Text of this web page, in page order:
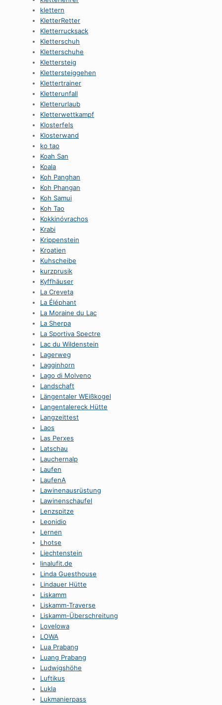
klettern
KletterRetter
Kletterrucksack
Kletterschuh
Kletterschuhe
Klettersteig
Klettersteiggehen
Klettertrainer
Kletterunfall
Kletterurlaub
Kletterwettkampf
Klosterfels
Klosterwand
ko tao
Koah San
Koala
Koh Panghan
Koh Phangan
Koh Samui
Koh Tao
Kokkinóvrachos
Krabi
Krippenstein
Kroatien
Kuhscheibe
kurzprusik
Kyffhäuser
La Creveta
La Éléphant
La Moraine du Lac
La Sherpa
La Sportiva Spectre
Lac du Wildenstein
Lagerweg
Lagginhorn
Lago di Molveno
Landschaft
Längentaler WEißkogel
Langentalereck Hütte
Langzeittest
Laos
Las Perxes
Latschau
Lauchernalp
Laufen
LaufenA
Lawinenausrüstung
Lawinenschaufel
Lenzspitze
Leonidio
Lernen
Lhotse
Liechtenstein
linalufit.de
Linda Guesthouse
Lindauer Hütte
Liskamm
Liskamm-Traverse
Liskamm-Überschreitung
Lovelowa
LOWA
Lua Prabang
Luang Prabang
Ludwigshöhe
Luftikus
Lukla
Lukmanierpass